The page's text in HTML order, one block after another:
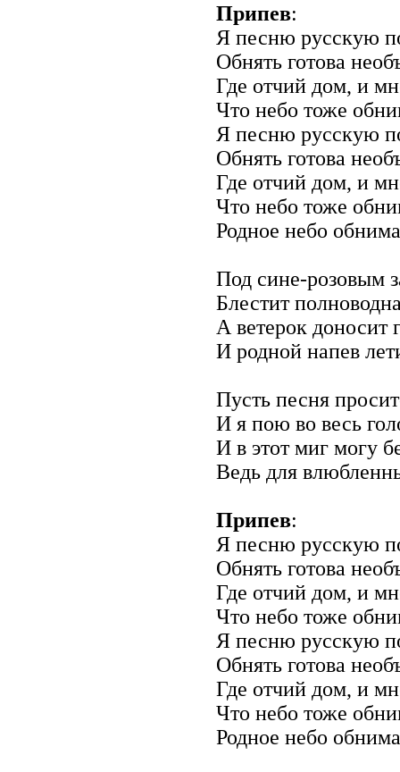
Припев:
Я песню русскую
Обнять готова
Где отчий дом, и
Что небо тоже
Я песню русскую
Обнять готова
Где отчий дом, и
Что небо тоже
Родное небо
Под сине-розовым
Блестит
А ветерок доносит
И родной напев
Пусть песня
И я пою во весь
И в этот миг могу
Ведь для
Припев:
Я песню русскую
Обнять готова
Где отчий дом, и
Что небо тоже
Я песню русскую
Обнять готова
Где отчий дом, и
Что небо тоже
Родное небо